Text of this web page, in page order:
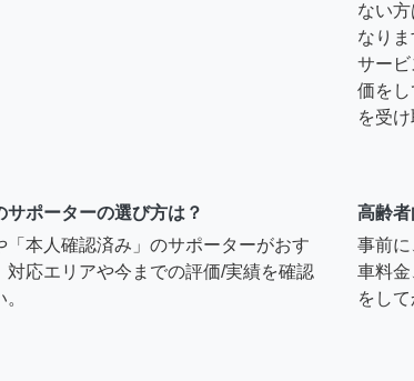
ない
なり
サー
価を
を受
ポーターの選び方は？
「本人確認済み」のサポーターがおす
対応エリアや今までの評価/実績を確認
高齢
事前
車料
をし